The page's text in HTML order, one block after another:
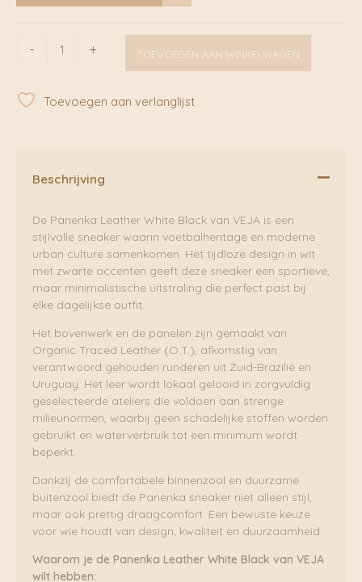
-
Panenka
Black
+ TOEVOEGEN AAN WINKELWAGEN
Toevoegen aan verlanglijst
Beschrijving
De Panenka Leather White Black van VEJA is een
stijlvolle sneaker waarin voetbalheritage en moderne
urban culture samenkomen. Het tijdloze design in wit
met zwarte accenten geeft deze sneaker een sportieve,
maar minimalistische uitstraling die perfect past bij
elke dagelijkse outfit.
Het bovenwerk en de panelen zijn gemaakt van
Organic Traced Leather (O.T.), afkomstig van
verantwoord gehouden runderen uit Zuid-Brazilië en
Uruguay. Het leer wordt lokaal gelooid in zorgvuldig
geselecteerde ateliers die voldoen aan strenge
milieunormen, waarbij geen schadelijke stoffen worden
gebruikt en waterverbruik tot een minimum wordt
beperkt.
Dankzij de comfortabele binnenzool en duurzame
buitenzool biedt de Panenka sneaker niet alleen stijl,
maar ook prettig draagcomfort. Een bewuste keuze
voor wie houdt van design, kwaliteit en duurzaamheid.
Waarom je de Panenka Leather White Black van VEJA
wilt hebben: